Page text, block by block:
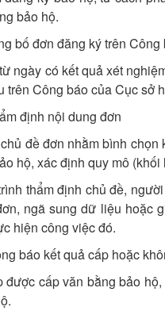
bảo hộ.
bố đơn đăng ký trên Công
ngày có kết quả xét
trên Công báo của Cục sở
định nội dung đơn
đề đơn nhằm bình
hộ, xác định quy mô
thẩm định chủ đề,
ngã sung dữ liệu hoặc
hiện công việc đó.
báo kết quả cấp hoặc
được cấp văn bằng bảo